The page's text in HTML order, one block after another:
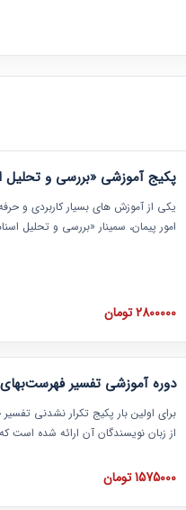
پکیج آموزشی «بررسی و تحلیل
یکی از آموزش‏‏‏‏‏‏ های بسیار کاربردی و
امور پیمان، سمینار «بررسی و تحلیل
عملی در این خصوص ارائه شده است.
2800000 تومان
دوره آموزشی تفسیر
برای اولین بار پکیج تکرار نشدنی
از زبان نویسندگان آن ارائه شده
تصویری بوده و به همراه تصاویر
فهرست بها ارائه شده است. این دوره
1575000 تومان